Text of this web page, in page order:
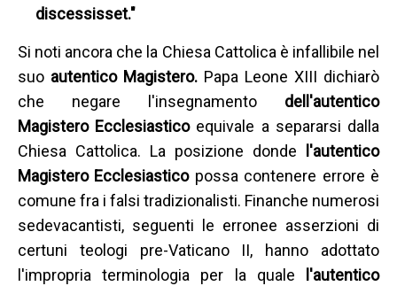
discessisset."
Si noti ancora che la Chiesa Cattolica è infallibile nel
suo autentico Magistero. Papa Leone XIII dichiarò
che negare l'insegnamento dell'autentico
Magistero Ecclesiastico equivale a separarsi dalla
Chiesa Cattolica. La posizione donde
l'autentico
Magistero Ecclesiastico possa contenere errore è
comune fra i falsi tradizionalisti. Finanche numerosi
sedevacantisti, seguenti le erronee asserzioni di
certuni teologi pre-Vaticano II, hanno adottato
l'impropria terminologia per la quale
l'autentico